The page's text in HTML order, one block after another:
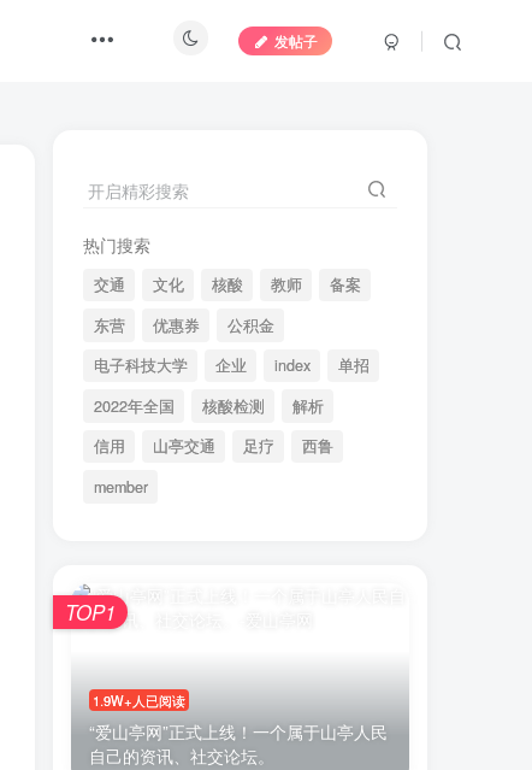
发帖子
开启精彩搜索
热门搜索
交通 文化 核酸 教师
备案
东营
优惠券
公积金
电子科技大学
企业 index
单招
2022年全国
核酸检测
解析
信用
山亭交通 足疗
西鲁
member
1.9W+人已阅读
“爱山亭网”正式上线！一个属于山亭人民
自己的资讯、社交论坛。
TOP1